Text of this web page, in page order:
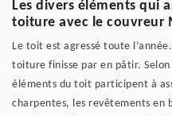
Les divers éléments qui
toiture avec le couvreur
Le toit est agressé toute
toiture finisse par en pâtir. Selon
éléments du toit participent à
charpentes, les revêtements en